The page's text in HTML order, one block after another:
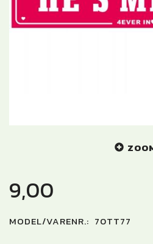
9,00
MODEL/VARENR.: 70TT77